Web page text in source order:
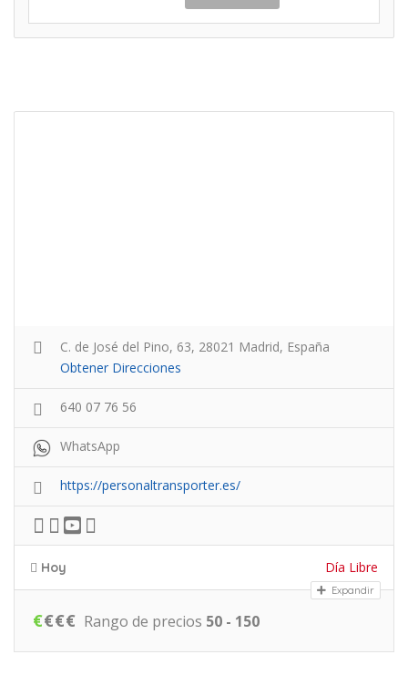
C. de José del Pino, 63, 28021 Madrid, España
Obtener Direcciones
640 07 76 56
WhatsApp
https://personaltransporter.es/
Hoy Día Libre
Expandir
€€€€ Rango de precios 50 - 150